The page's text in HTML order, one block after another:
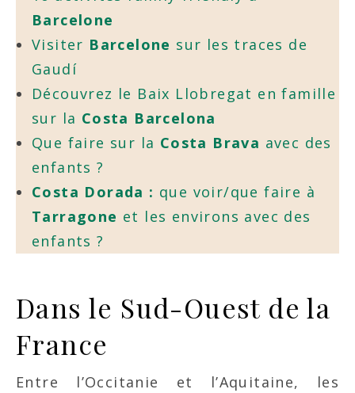
Barcelone
Visiter Barcelone sur les traces de
Gaudí
Découvrez le Baix Llobregat en famille
sur la Costa Barcelona
Que faire sur la Costa Brava avec des
enfants ?
Costa Dorada : que voir/que faire à
Tarragone et les environs avec des
enfants ?
Dans le Sud-Ouest de la
France
Entre l’Occitanie et l’Aquitaine, les